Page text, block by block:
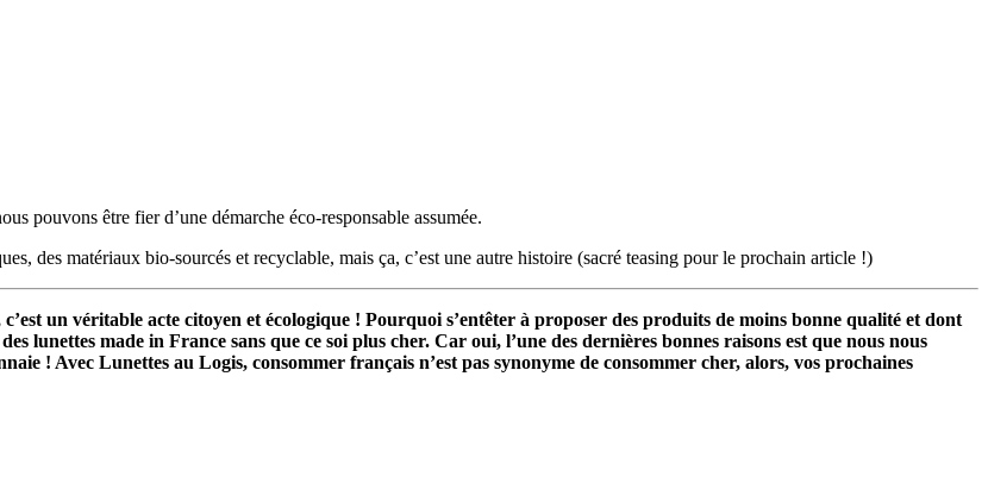
pouvons être fier d’une démarche éco-responsable assumée.
des matériaux bio-sourcés et recyclable, mais ça, c’est une autre histoire (sacré teasing pour le prochain article !)
un véritable acte citoyen et écologique ! Pourquoi s’entêter à proposer des produits de moins bonne qualité et dont
lunettes made in France sans que ce soi plus cher. Car oui, l’une des dernières bonnes raisons est que nous nous
! Avec Lunettes au Logis, consommer français n’est pas synonyme de consommer cher, alors, vos prochaines